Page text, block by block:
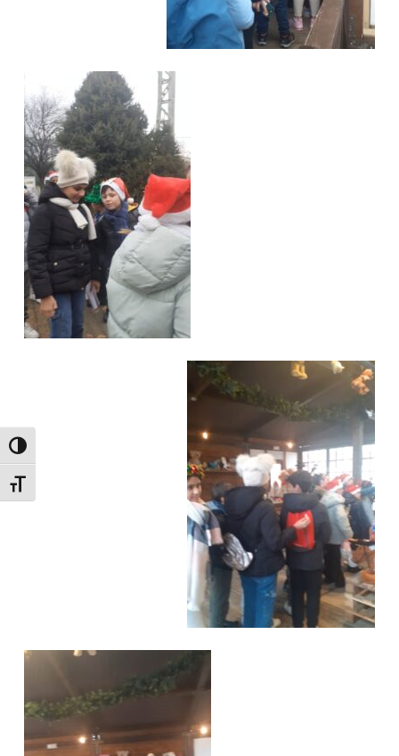
Attiva/disattiva alto contrasto
Attiva/disattiva dimensione testo